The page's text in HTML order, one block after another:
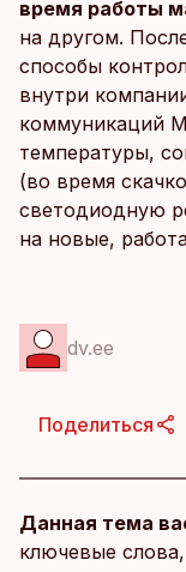
время работы
на другом.
способы
внутри
коммуникаций
температуры,
(во время
светодиодную
на новые,
dv.ee
Поделиться
Данная тема
ключевые